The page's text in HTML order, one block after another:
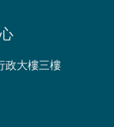
政大樓三樓